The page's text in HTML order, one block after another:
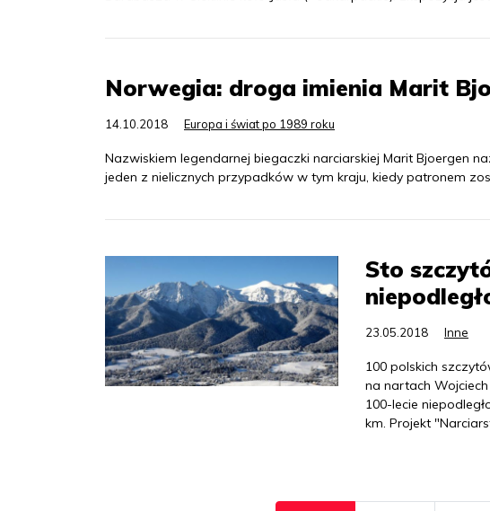
Norwegia: droga imienia Marit
14.10.2018 Europa i świat po 1989 roku
Nazwiskiem legendarnej biegaczki narciarskiej Marit Bjoergen
jeden z nielicznych przypadków w tym kraju, kiedy patronem
Sto
23.05.2018 Inne
100 polskich
na nartach
100-lecie
km. Projekt